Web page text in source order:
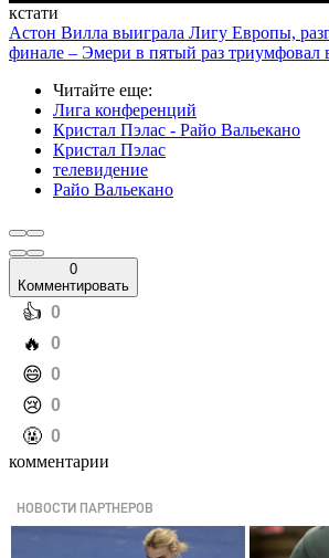
кстати
Астон Вилла выиграла Лигу Европы,
финале – Эмери в пятый раз триумфовал
Читайте еще:
Лига конференций
Кристал Пэлас - Райо Вальекано
Кристал Пэлас
телевидение
Райо Вальекано
0
Комментировать
️👍 0
️🔥 0
️😄 0
️😢 0
️🤬 0
комментарии